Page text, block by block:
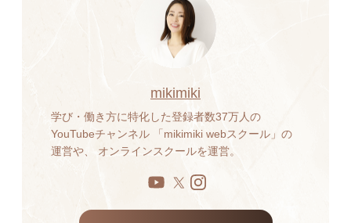
mikimiki
学び・働き方に特化した登録者数37万人の
YouTubeチャンネル 「mikimiki webスクール」の
運営や、 オンラインスクールを運営。